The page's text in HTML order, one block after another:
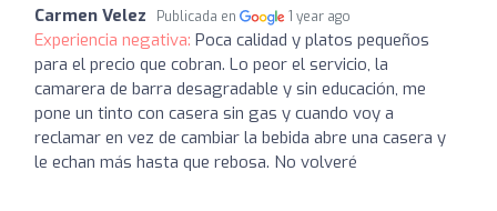
Carmen Velez Publicada en 1 year ago
Experiencia negativa: Poca calidad y platos pequeños
para el precio que cobran. Lo peor el servicio, la
camarera de barra desagradable y sin educación, me
pone un tinto con casera sin gas y cuando voy a
reclamar en vez de cambiar la bebida abre una casera y
le echan más hasta que rebosa. No volveré